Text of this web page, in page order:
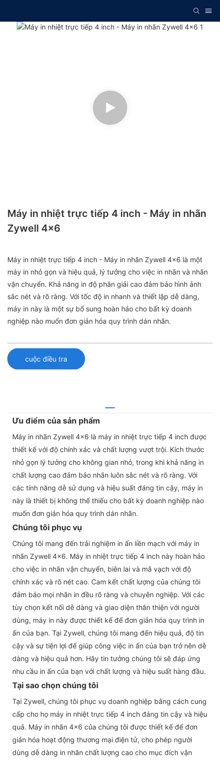
Máy in nhiệt trực tiếp 4 inch - Máy in nhãn
Zywell 4x6
Máy in nhiệt trực tiếp 4 inch - Máy in nhãn Zywell 4x6 là một
máy in nhỏ gọn và hiệu quả, lý tưởng cho việc in nhãn và nhãn
vận chuyển. Khả năng in độ phân giải cao đảm bảo hình ảnh
sắc nét và rõ ràng. Với tốc độ in nhanh và thiết lập dễ dàng,
máy in này là một sự bổ sung hoàn hảo cho bất kỳ doanh
nghiệp nào muốn đơn giản hóa quy trình dán nhãn.
cuộc điều tra
Ưu điểm của sản phẩm
Máy in nhãn Zywell 4x6 là máy in nhiệt trực tiếp 4 inch được
thiết kế với độ chính xác và chất lượng vượt trội. Kích thước
nhỏ gọn lý tưởng cho không gian nhỏ, trong khi khả năng in
chất lượng cao đảm bảo nhãn luôn sắc nét và rõ ràng. Với
các tính năng dễ sử dụng và hiệu suất đáng tin cậy, máy in
này là thiết bị không thể thiếu cho bất kỳ doanh nghiệp nào
muốn đơn giản hóa quy trình dán nhãn.
Chúng tôi phục vụ
Chúng tôi mang đến trải nghiệm in ấn liền mạch với máy in
nhãn Zywell 4x6. Máy in nhiệt trực tiếp 4 inch này hoàn hảo
cho việc in nhãn vận chuyển, biên lai và mã vạch với độ
chính xác và rõ nét cao. Cam kết chất lượng của chúng tôi
đảm bảo mọi nhãn in đều rõ ràng và chuyên nghiệp. Với các
tùy chọn kết nối dễ dàng và giao diện thân thiện với người
dùng, máy in này được thiết kế để đơn giản hóa quy trình in
ấn của bạn. Tại Zywell, chúng tôi mang đến hiệu quả, độ tin
cậy và sự tiện lợi để giúp công việc in ấn của bạn trở nên dễ
dàng và hiệu quả hơn. Hãy tin tưởng chúng tôi sẽ đáp ứng
nhu cầu in ấn của bạn với chất lượng và hiệu suất hàng đầu.
Tại sao chọn chúng tôi
Tại Zywell, chúng tôi phục vụ doanh nghiệp bằng cách cung
cấp cho họ máy in nhiệt trực tiếp 4 inch đáng tin cậy và hiệu
quả. Máy in nhãn 4x6 của chúng tôi được thiết kế để đơn
giản hóa hoạt động thương mại điện tử, cho phép người
dùng dễ dàng in nhãn chất lượng cao cho mục đích vận